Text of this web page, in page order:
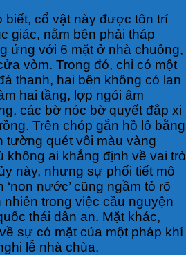
biết, cổ vật này được tôn trí
giác, nằm bên phải tháp
ứng với 6 mặt ở nhà chuông,
vòm. Trong đó, chỉ có một
thanh, hai bên không có lan
hai tầng, lợp ngói âm
các bờ nóc bờ quyết đắp xi
Trên chóp gắn hồ lô bằng
tường quét vôi màu vàng
không ai khẳng định về vai trò
này, nhưng sự phối tiết mô
nước’ cũng ngầm tỏ rõ
trong việc cầu nguyện
thái dân an. Mặt khác,
sự có mặt của một pháp khí
lễ nhà chùa.